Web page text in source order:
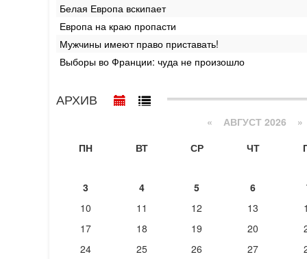
Белая Европа вскипает
Европа на краю пропасти
Мужчины имеют право приставать!
Выборы во Франции: чуда не произошло
АРХИВ
« АВГУСТ 2026 »
ПН
ВТ СР ЧТ
3
4 5 6
10
11 12 13
17
18 19 20
24
25 26 27